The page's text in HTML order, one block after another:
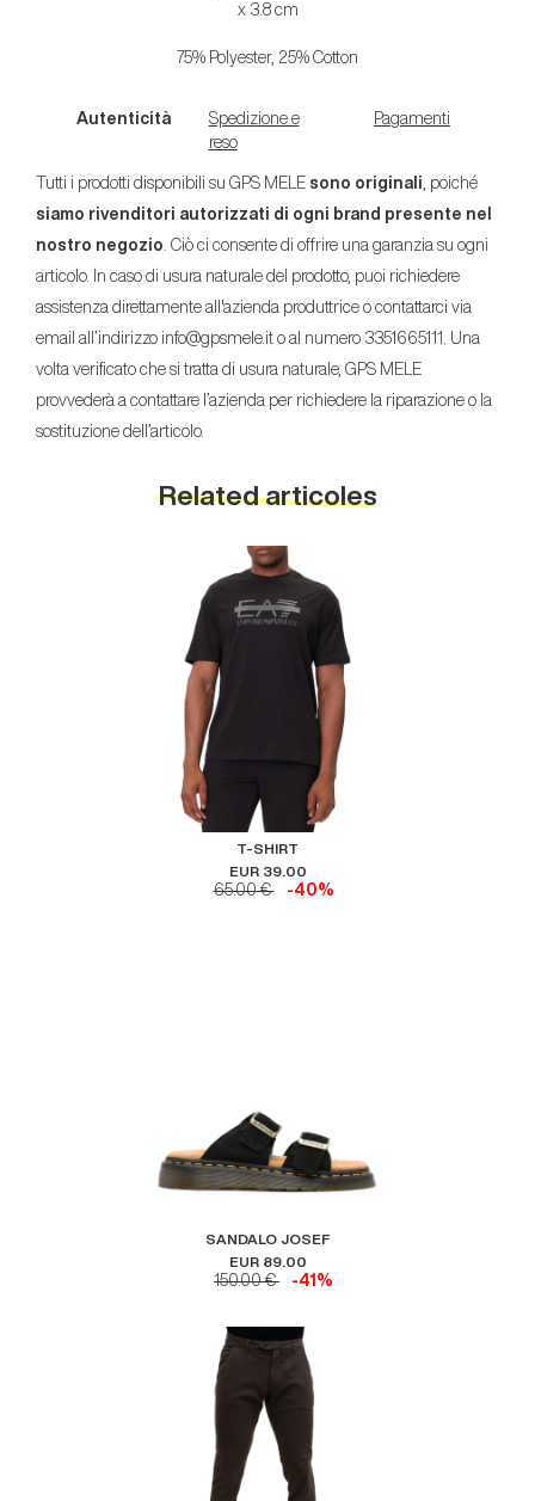
x 3.8 cm
75% Polyester, 25% Cotton
Autenticità
Spedizione e
reso
Pagamenti
Tutti i prodotti disponibili su GPS MELE sono originali , poiché
siamo rivenditori autorizzati di ogni brand presente nel
nostro negozio . Ciò ci consente di offrire una garanzia su ogni
articolo. In caso di usura naturale del prodotto, puoi richiedere
assistenza direttamente all'azienda produttrice o contattarci via
email all’indirizzo info@gpsmele.it o al numero 3351665111. Una
volta verificato che si tratta di usura naturale, GPS MELE
provvederà a contattare l’azienda per richiedere la riparazione o la
sostituzione dell’articolo.
Related articoles
T-SHIRT
EUR 39.00
65.00 € -40%
SANDALO JOSEF
EUR 89.00
150.00 € -41%